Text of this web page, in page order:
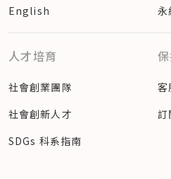
English
永
人才培育
社會創業團隊
社會創新人才
SDGs 科系指南
客
訂